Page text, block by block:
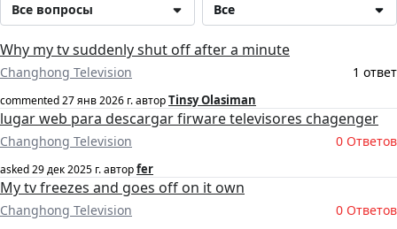
Все
Все вопросы
Why my tv suddenly shut off after a minute
Changhong Television 1 ответ
commented27 янв 2026 г.авторTinsy Olasiman
lugar web para descargar firware televisores chagenger
Changhong Television 0 Ответов
asked29 дек 2025 г.авторfer
My tv freezes and goes off on it own
Changhong Television 0 Ответов